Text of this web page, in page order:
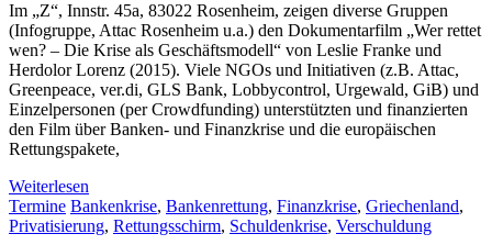
Im „Z“, Innstr. 45a, 83022 Rosenheim, zeigen diverse Gruppen
(Infogruppe, Attac Rosenheim u.a.) den Dokumentarfilm „Wer rettet
wen? – Die Krise als Geschäftsmodell“ von Leslie Franke und
Herdolor Lorenz (2015). Viele NGOs und Initiativen (z.B. Attac,
Greenpeace, ver.di, GLS Bank, Lobbycontrol, Urgewald, GiB) und
Einzelpersonen (per Crowdfunding) unterstützten und finanzierten
den Film über Banken- und Finanzkrise und die europäischen
Rettungspakete,
Weiterlesen
Termine Bankenkrise, Bankenrettung, Finanzkrise, Griechenland,
Privatisierung, Rettungsschirm, Schuldenkrise, Verschuldung